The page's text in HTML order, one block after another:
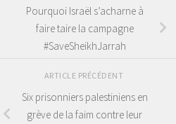
Pourquoi Israël s’acharne à
faire taire la campagne
#SaveSheikhJarrah
ARTICLE PRÉCÉDENT
Six prisonniers palestiniens en
grève de la faim contre leur